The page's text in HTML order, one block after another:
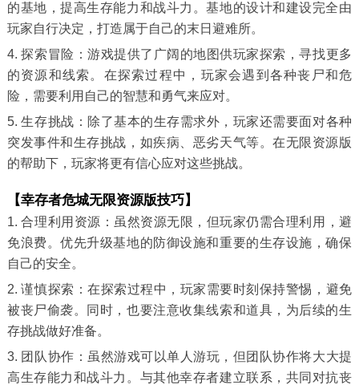
的基地，提高生存能力和战斗力。基地的设计和建设完全由
玩家自行决定，打造属于自己的末日避难所。
4. 探索冒险：游戏提供了广阔的地图供玩家探索，寻找更多
的资源和线索。在探索过程中，玩家会遇到各种丧尸和危
险，需要利用自己的智慧和勇气来应对。
5. 生存挑战：除了基本的生存需求外，玩家还需要面对各种
突发事件和生存挑战，如疾病、恶劣天气等。在无限资源版
的帮助下，玩家将更有信心应对这些挑战。
【幸存者危城无限资源版技巧】
1. 合理利用资源：虽然资源无限，但玩家仍需合理利用，避
免浪费。优先升级基地的防御设施和重要的生存设施，确保
自己的安全。
2. 谨慎探索：在探索过程中，玩家需要时刻保持警惕，避免
被丧尸偷袭。同时，也要注意收集线索和道具，为后续的生
存挑战做好准备。
3. 团队协作：虽然游戏可以单人游玩，但团队协作将大大提
高生存能力和战斗力。与其他幸存者建立联系，共同对抗丧